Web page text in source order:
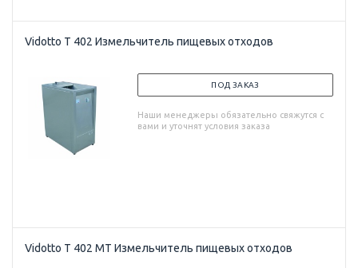
Vidotto T 402 Измельчитель пищевых отходов
ПОД ЗАКАЗ
Наши менеджеры обязательно свяжутся с
вами и уточнят условия заказа
Vidotto T 402 MT Измельчитель пищевых отходов